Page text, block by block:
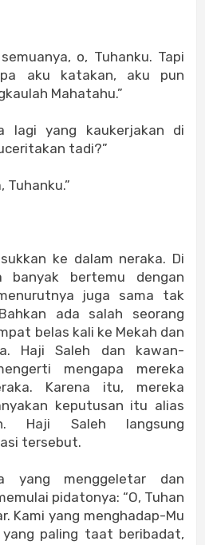
o, Tuhanku. Tapi
aku katakan, aku pun
Mahatahu.”
lagi yang kaukerjakan di
tadi?”
Tuhanku.”
ke dalam neraka. Di
bertemu dengan
juga sama tak
ada salah seorang
belas kali ke Mekah dan
Haji Saleh dan kawan-
mengapa mereka
Karena itu, mereka
keputusan itu alias
Haji Saleh langsung
tersebut.
yang menggeletar dan
pidatonya: “O, Tuhan
Kami yang menghadap-Mu
paling taat beribadat,